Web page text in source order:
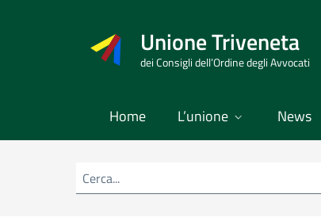
Unione Triveneta
dei Consigli dell’Ordine degli Avvocati
Home L’unione News
Cerca nel sito